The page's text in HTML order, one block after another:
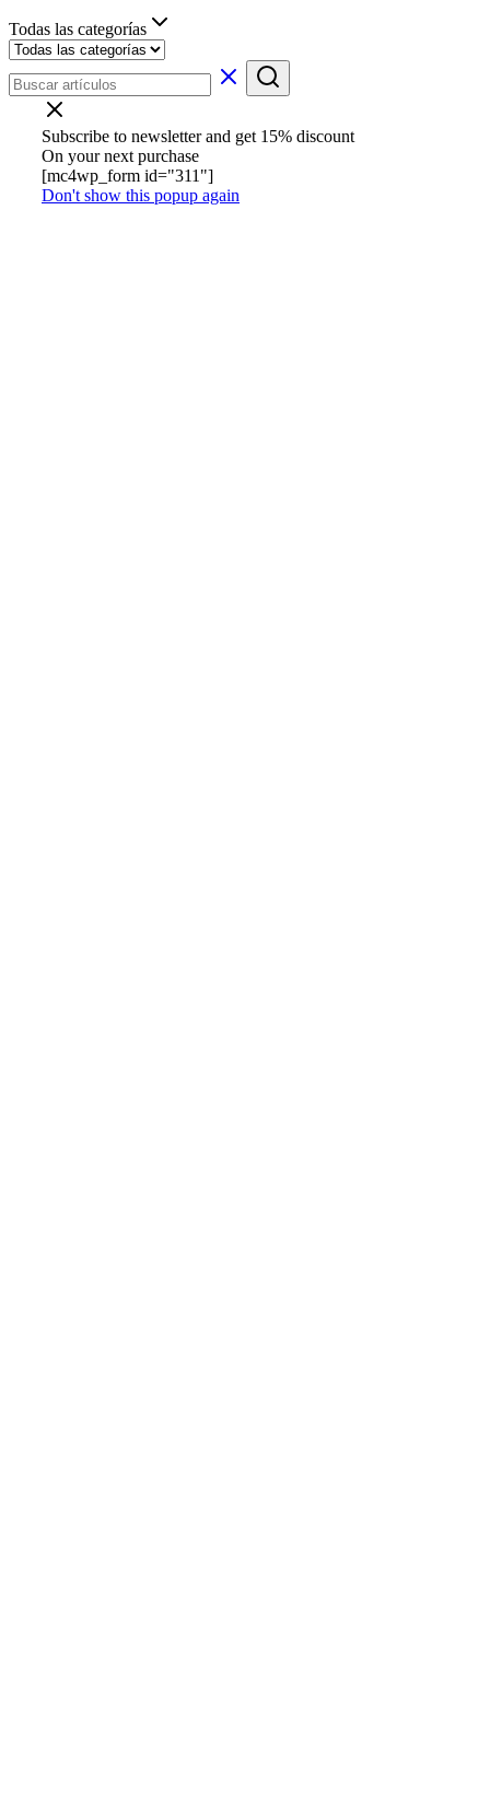
Todas las categorías
Subscribe to newsletter and get 15% discount
On your next purchase
[mc4wp_form id="311"]
Don't show this popup again